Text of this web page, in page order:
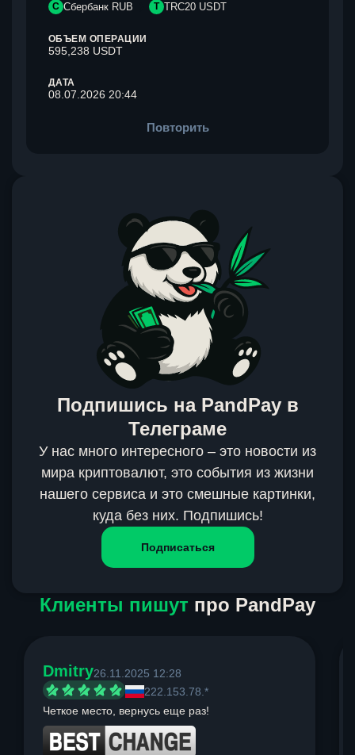
С Сбербанк RUB T TRC20 USDT
ОБЪЕМ ОПЕРАЦИИ
595,238 USDT
ДАТА
08.07.2026 20:44
Повторить
Подпишись на PandPay в
Телеграме
У нас много интересного – это новости из
мира криптовалют, это события из жизни
нашего сервиса и это смешные картинки,
куда без них. Подпишись!
Подписаться
Клиенты пишут про PandPay
Dmitry26.11.2025 12:28
222.153.78.*
Четкое место, вернусь еще раз!